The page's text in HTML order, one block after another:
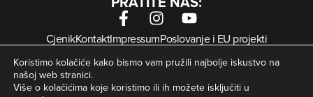
CjenikKontaktImpressumPoslovanje i EU projekti
Arhiva digitalnih novina
Uvjeti korištenjaZaštita privatnosti
Kolačići
Koristimo kolačiće kako bismo vam pružili najbolje iskustvo na
našoj web stranici.
Više o kolačićima koje koristimo ili ih možete isključiti u